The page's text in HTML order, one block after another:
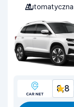
Automatyczna
8,8